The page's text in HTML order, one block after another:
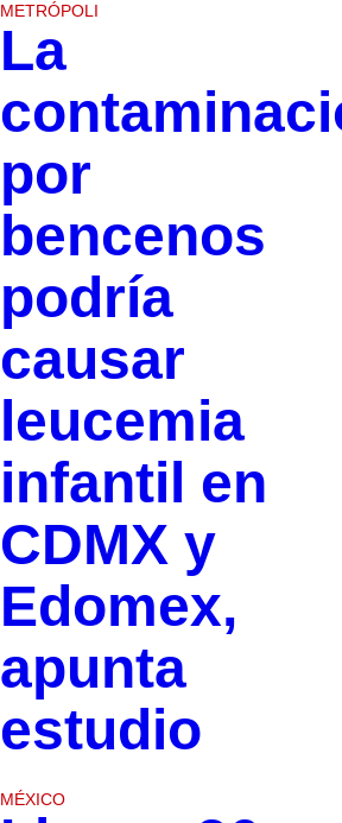
METRÓPOLI
La
por
bencenos
podría
causar
leucemia
infantil en
CDMX y
Edomex,
apunta
estudio
MÉXICO